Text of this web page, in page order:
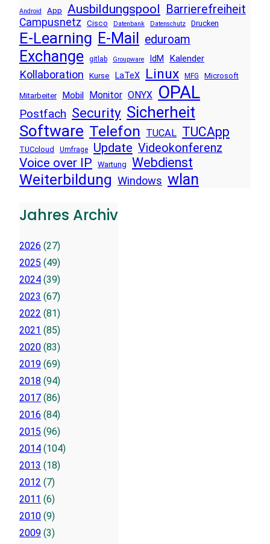
Android App Ausbildungspool Barrierefreiheit
Campusnetz Cisco Datenbank Datenschutz Drucken
E-Learning E-Mail eduroam
Exchange gitlab Groupware IdM Kalender
Kollaboration Kurse LaTeX Linux MFG Microsoft
Mitarbeiter Mobil Monitor ONYX OPAL
Postfach Security Sicherheit
Software Telefon TUCAL TUCApp
TUCcloud Umfrage Update Videokonferenz
Voice over IP Wartung Webdienst
Weiterbildung Windows wlan
Jahres Archiv
2026 (27)
2025 (49)
2024 (39)
2023 (67)
2022 (81)
2021 (85)
2020 (83)
2019 (69)
2018 (94)
2017 (86)
2016 (84)
2015 (96)
2014 (104)
2013 (18)
2012 (7)
2011 (6)
2010 (9)
2009 (3)